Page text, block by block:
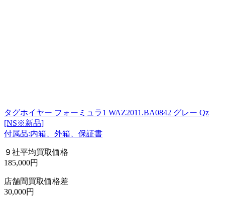
タグホイヤー フォーミュラ1 WAZ2011.BA0842 グレー Qz
[NS※新品]
付属品:内箱、外箱、保証書
９社平均買取価格
185,000円
店舗間買取価格差
30,000円